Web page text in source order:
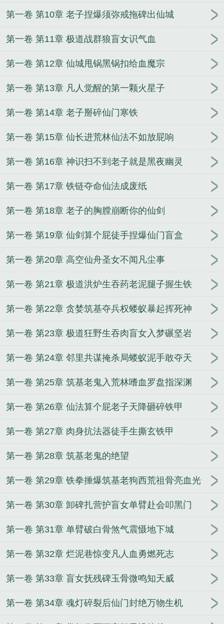
第一卷 第10章 老子捏爆须弥戒拖碑出仙城
第一卷 第11章 极道战群狼盲女识气血
第一卷 第12章 仙城甩锅黑锅扣给血魔宗
第一卷 第13章 凡人觉醒的第一颗火星子
第一卷 第14章 老子掰碎仙门寒铁
第一卷 第15章 仙长进荒林仙法不如放屁响
第一卷 第16章 神识扫不到老子就是黑夜幽灵
第一卷 第17章 铁链夺命仙法成废纸
第一卷 第18章 老子的胸膛崩断你的仙剑
第一卷 第19章 仙剑算个屁徒手捏爆仙门盲盒
第一卷 第20章 高空仙舟圣女不闻凡尘事
第一卷 第21章 极道洪炉生吞药老泥腿子握生铁
第一卷 第22章 贪婪筑基夺兵权蝼蚁暴起挥死神
第一卷 第23章 极道狂野生吞肉盲女入梦碾坚岩
第一卷 第24章 邻里共谋掩杀局蝼蚁泥手敢夺天
第一卷 第25章 筑基老鬼入荒林嗜血罗盘指深渊
第一卷 第26章 仙法算个屁老子天降砸碎铁甲
第一卷 第27章 肉身抗法器徒手生撕玄铁甲
第一卷 第28章 筑基老鬼的绝望
第一卷 第29章 铁拳捶爆筑基老狗西荒祖骨亮血光
第一卷 第30章 卸碑扎营护盲女单臂赴会叩黑门
第一卷 第31章 单臂破白骨煞气震慑地下城
第一卷 第32章 烂泥巷惊变凡人血勇燃死志
第一卷 第33章 盲女抚残碑玉骨微鸣知天威
第一卷 第34章 魂灯碎裂后仙门封绝万物生机